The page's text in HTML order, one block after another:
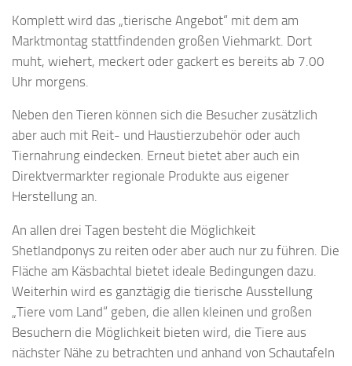
Komplett wird das „tierische Angebot“ mit dem am
Marktmontag stattfindenden großen Viehmarkt. Dort
muht, wiehert, meckert oder gackert es bereits ab 7.00
Uhr morgens.
Neben den Tieren können sich die Besucher zusätzlich
aber auch mit Reit- und Haustierzubehör oder auch
Tiernahrung eindecken. Erneut bietet aber auch ein
Direktvermarkter regionale Produkte aus eigener
Herstellung an.
An allen drei Tagen besteht die Möglichkeit
Shetlandponys zu reiten oder aber auch nur zu führen. Die
Fläche am Käsbachtal bietet ideale Bedingungen dazu.
Weiterhin wird es ganztägig die tierische Ausstellung
„Tiere vom Land“ geben, die allen kleinen und großen
Besuchern die Möglichkeit bieten wird, die Tiere aus
nächster Nähe zu betrachten und anhand von Schautafeln